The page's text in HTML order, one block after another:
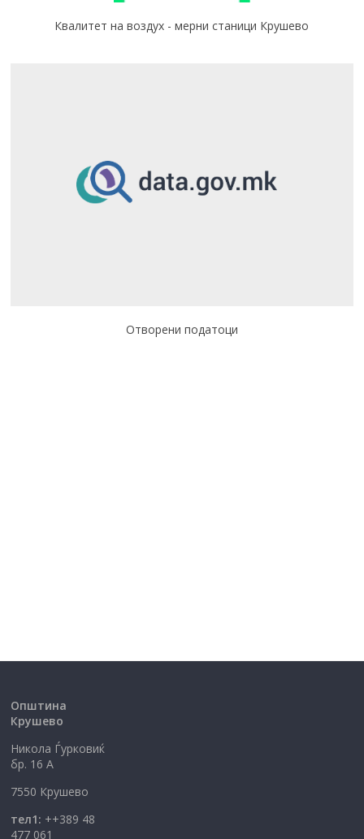
Квалитет на воздух - мерни станици Крушево
Отворени податоци
Општина
Крушево
Никола Ѓурковиќ
бр. 16 А
7550 Крушево
тел1: ++389 48
477 061